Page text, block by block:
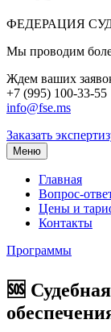
ФЕДЕРАЦИЯ
Мы проводим
Ждем ваших
+7 (995) 100-33-55
info@fse.ms
Заказать
Меню
Главная
Вопрос-
Цены и
Контакты
Программы
🆘